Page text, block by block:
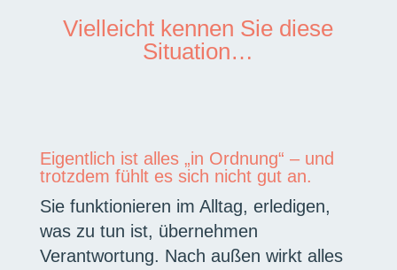
Vielleicht kennen Sie diese
Situation…
Eigentlich ist alles „in Ordnung“ – und
trotzdem fühlt es sich nicht gut an.
Sie funktionieren im Alltag, erledigen,
was zu tun ist, übernehmen
Verantwortung. Nach außen wirkt alles